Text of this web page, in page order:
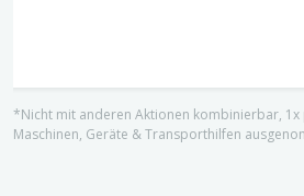
*Nicht mit anderen Aktionen kombinierbar,
Maschinen, Geräte & Transporthilfen